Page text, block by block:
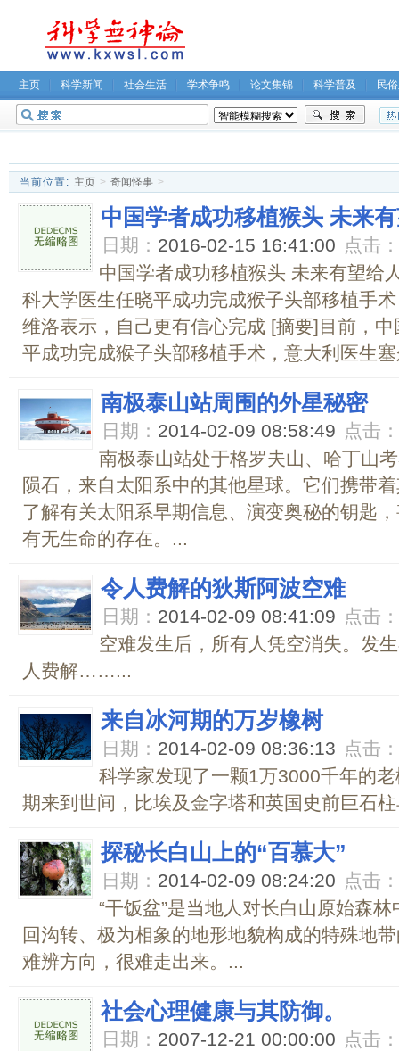
主页 科学新闻 社会生活 学术争鸣 论文集锦 科学普及 民
无神论坛
当前位置: 主页 > 奇闻怪事 >
中国学者成功移植猴头 未来
日期： 2016-02-15 16:41:00 点击：
中国学者成功移植猴头 未来有望给
科大学医生任晓平成功完成猴子头部移植手
维洛表示，自己更有信心完成 [摘要]目前，
平成功完成猴子头部移植手术，意大利医生
南极泰山站周围的外星秘密
日期： 2014-02-09 08:58:49 点击：
南极泰山站处于格罗夫山、哈丁山
陨石，来自太阳系中的其他星球。它们携带
了解有关太阳系早期信息、演变奥秘的钥匙
有无生命的存在。...
令人费解的狄斯阿波空难
日期： 2014-02-09 08:41:09 点击：
空难发生后，所有人凭空消失。发
人费解……...
来自冰河期的万岁橡树
日期： 2014-02-09 08:36:13 点击：
科学家发现了一颗1万3000千年的
期来到世间，比埃及金字塔和英国史前巨石
探秘长白山上的“百慕大”
日期： 2014-02-09 08:24:20 点击：
“干饭盆”是当地人对长白山原始森
回沟转、极为相象的地形地貌构成的特殊地
难辨方向，很难走出来。...
社会心理健康与其防御。
日期： 2007-12-21 00:00:00 点击：